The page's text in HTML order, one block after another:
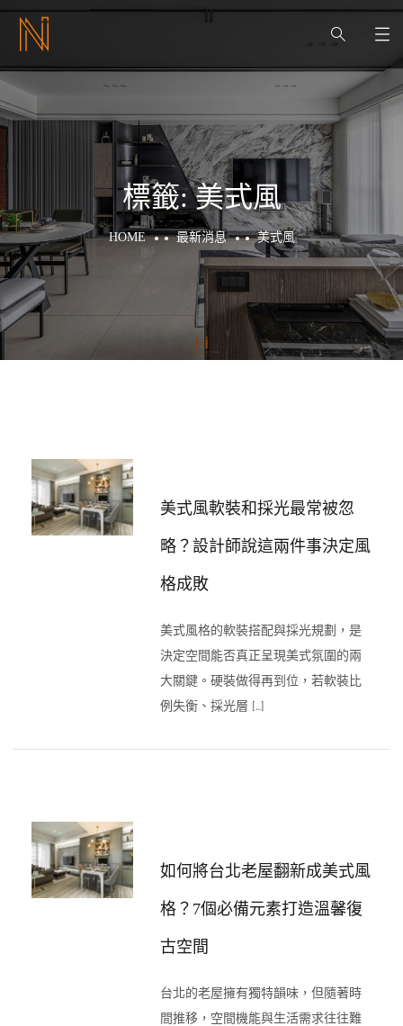
標籤:美式風
HOME 最新消息 美式風
美式風軟裝和採光最常被忽
略？設計師說這兩件事決定風
格成敗
美式風格的軟裝搭配與採光規劃，是
決定空間能否真正呈現美式氛圍的兩
大關鍵。硬裝做得再到位，若軟裝比
例失衡、採光層 […]
如何將台北老屋翻新成美式風
格？7個必備元素打造溫馨復
古空間
台北的老屋擁有獨特韻味，但隨著時
間推移，空間機能與生活需求往往難